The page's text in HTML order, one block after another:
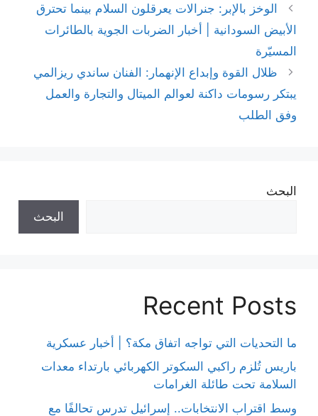
الوخز بالإبر: جنرالات يعرقلون السلام بينما تحترق
الأبيض السودانية | أخبار الضربات الجوية بالطائرات
المسيّرة
ظلال القوة وإبداع الإنهمار: الفنان ساندي ريزالمي
يبتكر رسومات داكنة لعوالم الميتال والتجارة والعمل
وفق الطلب
البحث
البحث
Recent Posts
ما التحديات التي تواجه اتفاق مكة؟ | أخبار عسكرية
باريس تُلزم راكبي السكوتر الكهربائي بارتداء معدات
السلامة تحت طائلة الغرامات
وسط اقتراب الانتخابات.. إسرائيل تدرس تحالفًا مع